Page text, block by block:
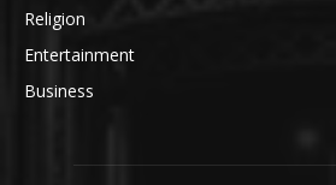
Religion
Entertainment
Business